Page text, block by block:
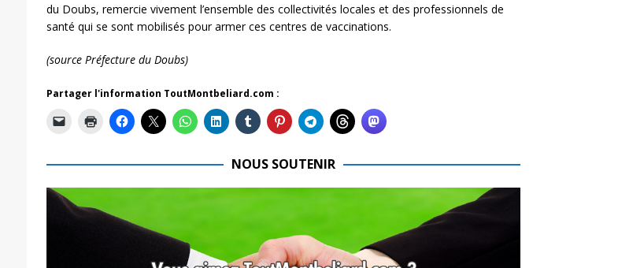
du Doubs, remercie vivement l’ensemble des collectivités locales et des professionnels de
santé qui se sont mobilisés pour armer ces centres de vaccinations.
(source Préfecture du Doubs)
Partager l'information ToutMontbeliard.com :
NOUS SOUTENIR